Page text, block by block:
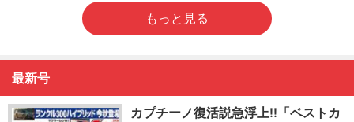
もっと見る
最新号
カプチーノ復活説急浮上!!「ベストカ